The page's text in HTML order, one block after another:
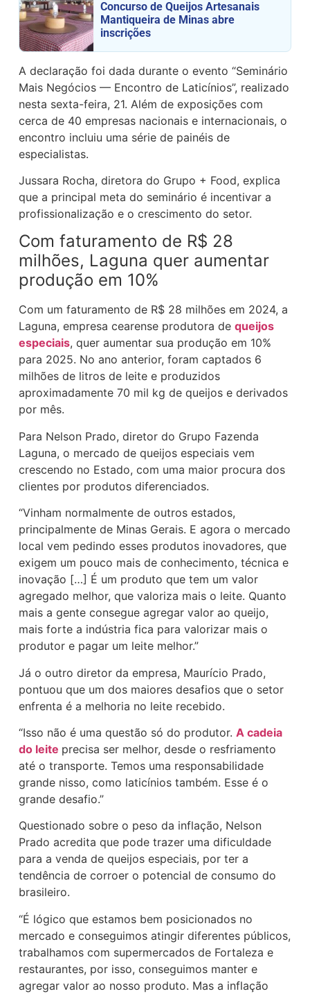
Concurso de Queijos Artesanais
Mantiqueira de Minas abre
inscrições
A declaração foi dada durante o evento “Seminário
Mais Negócios — Encontro de Laticínios”, realizado
nesta sexta-feira, 21. Além de exposições com
cerca de 40 empresas nacionais e internacionais, o
encontro incluiu uma série de painéis de
especialistas.
Jussara Rocha, diretora do Grupo + Food, explica
que a principal meta do seminário é incentivar a
profissionalização e o crescimento do setor.
Com faturamento de R$ 28
milhões, Laguna quer aumentar
produção em 10%
Com um faturamento de R$ 28 milhões em 2024, a
Laguna, empresa cearense produtora dequeijos
especiais, quer aumentar sua produção em 10%
para 2025. No ano anterior, foram captados 6
milhões de litros de leite e produzidos
aproximadamente 70 mil kg de queijos e derivados
por mês.
Para Nelson Prado, diretor do Grupo Fazenda
Laguna, o mercado de queijos especiais vem
crescendo no Estado, com uma maior procura dos
clientes por produtos diferenciados.
“Vinham normalmente de outros estados,
principalmente de Minas Gerais. E agora o mercado
local vem pedindo esses produtos inovadores, que
exigem um pouco mais de conhecimento, técnica e
inovação […] É um produto que tem um valor
agregado melhor, que valoriza mais o leite. Quanto
mais a gente consegue agregar valor ao queijo,
mais forte a indústria fica para valorizar mais o
produtor e pagar um leite melhor.”
Já o outro diretor da empresa, Maurício Prado,
pontuou que um dos maiores desafios que o setor
enfrenta é a melhoria no leite recebido.
“Isso não é uma questão só do produtor.A cadeia
do leite precisa ser melhor, desde o resfriamento
até o transporte. Temos uma responsabilidade
grande nisso, como laticínios também. Esse é o
grande desafio.”
Questionado sobre o peso da inflação, Nelson
Prado acredita que pode trazer uma dificuldade
para a venda de queijos especiais, por ter a
tendência de corroer o potencial de consumo do
brasileiro.
“É lógico que estamos bem posicionados no
mercado e conseguimos atingir diferentes públicos,
trabalhamos com supermercados de Fortaleza e
restaurantes, por isso, conseguimos manter e
agregar valor ao nosso produto. Mas a inflação